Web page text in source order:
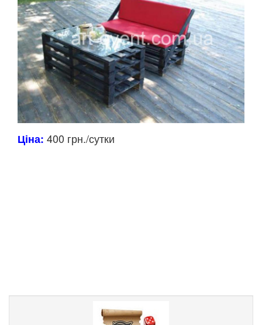
Ціна: 400 грн./сутки